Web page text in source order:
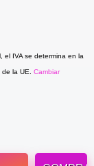
el IVA se determina en la
la UE. Cambiar